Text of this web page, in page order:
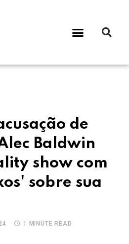
de
Baldwin
show com
sobre sua
1 MINUTE READ